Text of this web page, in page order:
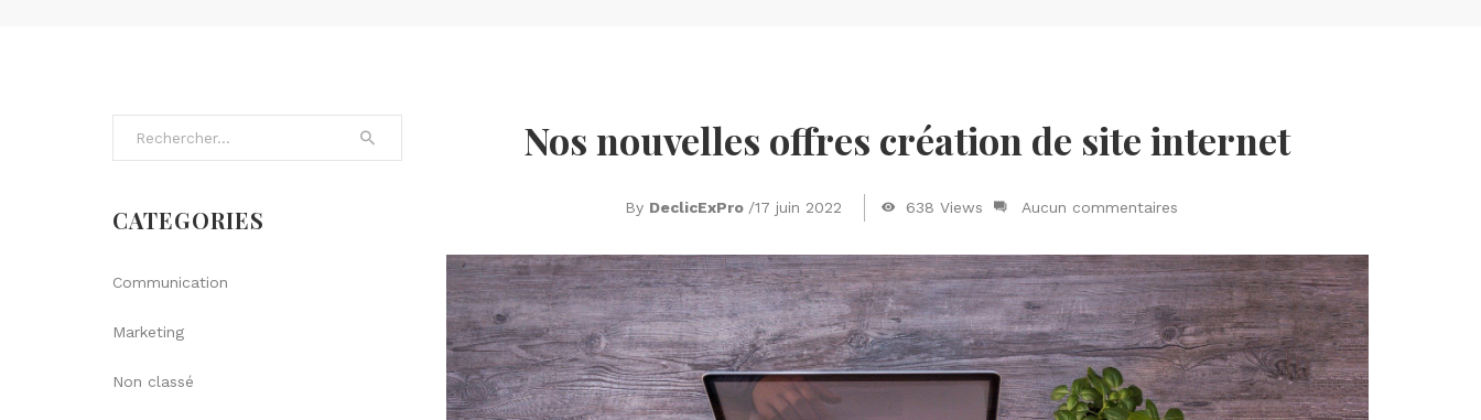
Nos nouvelles offres création de site internet
By DeclicExPro /17 juin 2022 638 Views Aucun commentaires
CATEGORIES
Communication
Marketing
Non classé